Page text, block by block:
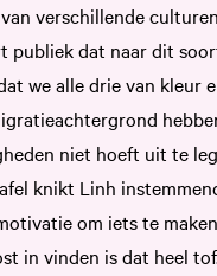
verschillende
publiek dat naar dit
we alle drie van kleur
niet hoeft uit te
knikt Linh
om iets te
in vinden is dat heel